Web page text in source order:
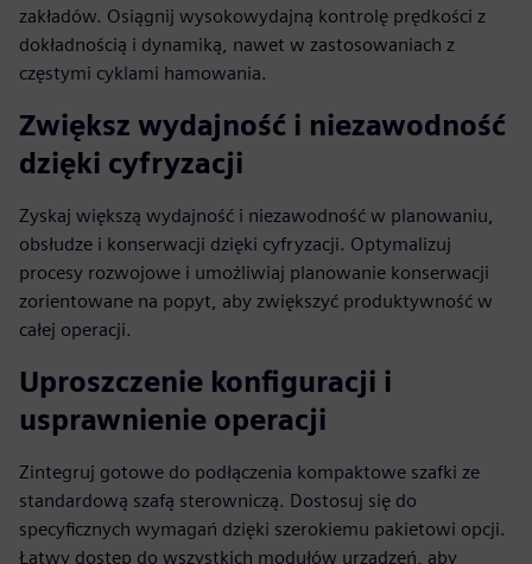
zakładów. Osiągnij wysokowydajną kontrolę prędkości z
dokładnością i dynamiką, nawet w zastosowaniach z
częstymi cyklami hamowania.
Zwiększ wydajność i niezawodność
dzięki cyfryzacji
Zyskaj większą wydajność i niezawodność w planowaniu,
obsłudze i konserwacji dzięki cyfryzacji. Optymalizuj
procesy rozwojowe i umożliwiaj planowanie konserwacji
zorientowane na popyt, aby zwiększyć produktywność w
całej operacji.
Uproszczenie konfiguracji i
usprawnienie operacji
Zintegruj gotowe do podłączenia kompaktowe szafki ze
standardową szafą sterowniczą. Dostosuj się do
specyficznych wymagań dzięki szerokiemu pakietowi opcji.
Łatwy dostęp do wszystkich modułów urządzeń, aby